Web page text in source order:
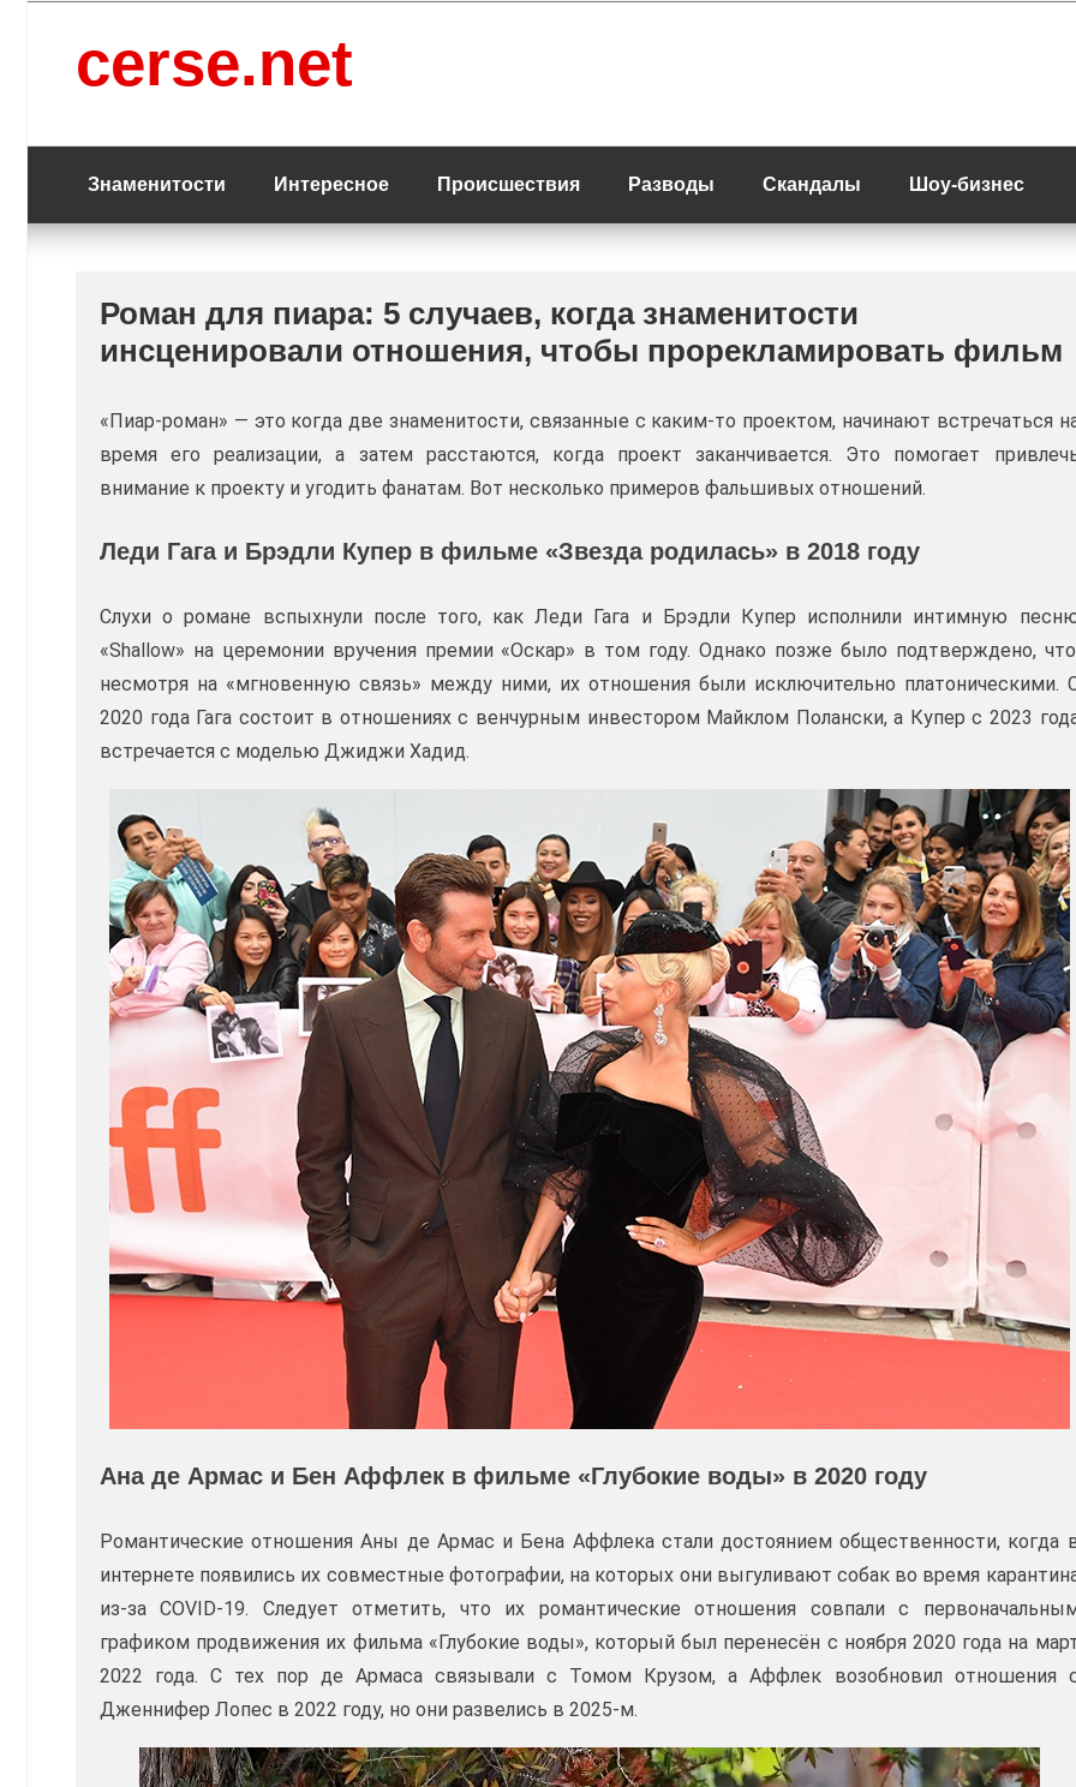
содержанию
cerse.net
Знаменитости Интересное Происшествия Разводы Скандалы Шоу-бизнес
Роман для пиара: 5 случаев, когда знаменитости
инсценировали отношения, чтобы прорекламировать фильм
«Пиар-роман» — это когда две знаменитости, связанные с каким-то проектом, начинают встречаться
время его реализации, а затем расстаются, когда проект заканчивается. Это помогает
внимание к проекту и угодить фанатам. Вот несколько примеров фальшивых отношений.
Леди Гага и Брэдли Купер в фильме «Звезда родилась» в 2018 году
Слухи о романе вспыхнули после того, как Леди Гага и Брэдли Купер исполнили интимную
«Shallow» на церемонии вручения премии «Оскар» в том году. Однако позже было подтверждено,
несмотря на «мгновенную связь» между ними, их отношения были исключительно платоническими.
2020 года Гага состоит в отношениях с венчурным инвестором Майклом Полански, а Купер с 2023
встречается с моделью Джиджи Хадид.
Ана де Армас и Бен Аффлек в фильме «Глубокие воды» в 2020 году
Романтические отношения Аны де Армас и Бена Аффлека стали достоянием общественности, когда
интернете появились их совместные фотографии, на которых они выгуливают собак во время
из-за COVID-19. Следует отметить, что их романтические отношения совпали с
графиком продвижения их фильма «Глубокие воды», который был перенесён с ноября 2020 года на
2022 года. С тех пор де Армаса связывали с Томом Крузом, а Аффлек возобновил отношения
Дженнифер Лопес в 2022 году, но они развелись в 2025-м.